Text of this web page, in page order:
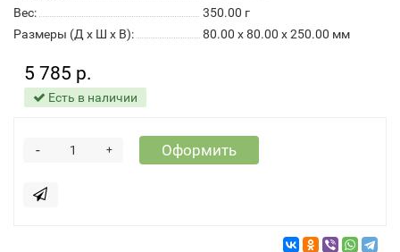
Вес:
350.00 г
Размеры (Д x Ш x В):
80.00 x 80.00 x 250.00 мм
5 785 р.
Есть в наличии
+
- Оформить